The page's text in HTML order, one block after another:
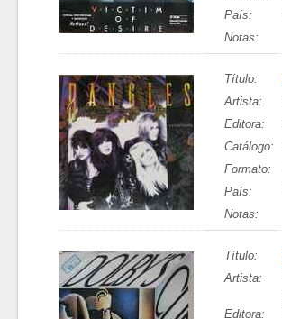
País:
Notas:
Título:
Artista:
Editora:
Catálogo:
Formato:
País:
Notas:
Título:
Artista:
Editora: